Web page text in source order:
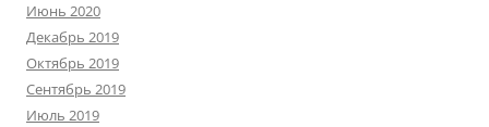
Июнь 2020
Декабрь 2019
Октябрь 2019
Сентябрь 2019
Июль 2019